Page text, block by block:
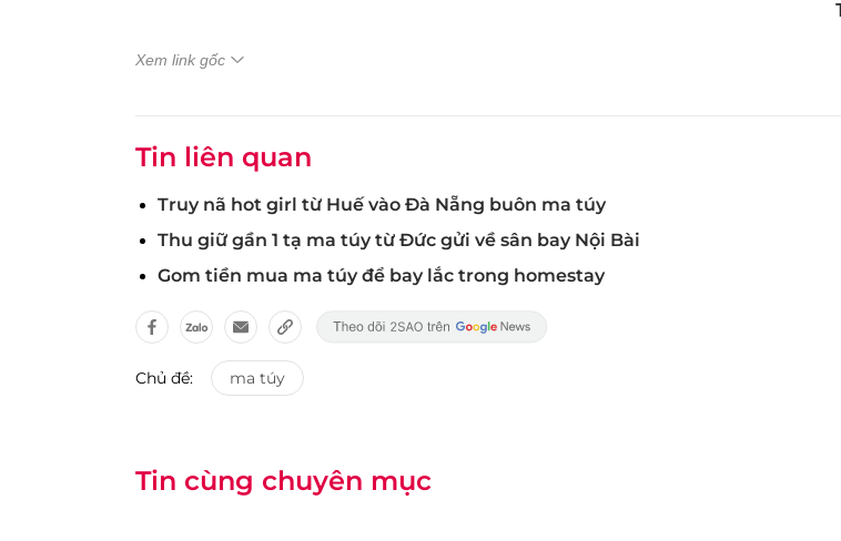
Xem link gốc
Tin liên quan
Truy nã hot girl từ Huế vào Đà Nẵng buôn ma túy
Thu giữ gần 1 tạ ma túy từ Đức gửi về sân bay Nội Bài
Gom tiền mua ma túy để bay lắc trong homestay
Chủ đề: ma túy
Tin cùng chuyên mục